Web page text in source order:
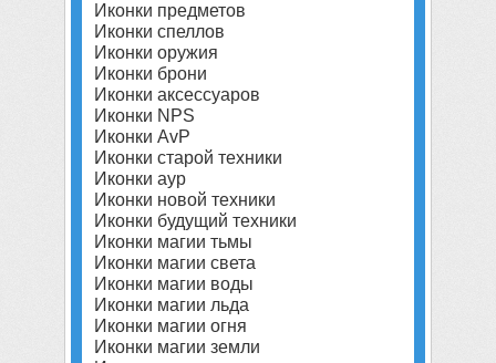
Иконки предметов
Иконки спеллов
Иконки оружия
Иконки брони
Иконки аксессуаров
Иконки NPS
Иконки AvP
Иконки старой техники
Иконки аур
Иконки новой техники
Иконки будущий техники
Иконки магии тьмы
Иконки магии света
Иконки магии воды
Иконки магии льда
Иконки магии огня
Иконки магии земли